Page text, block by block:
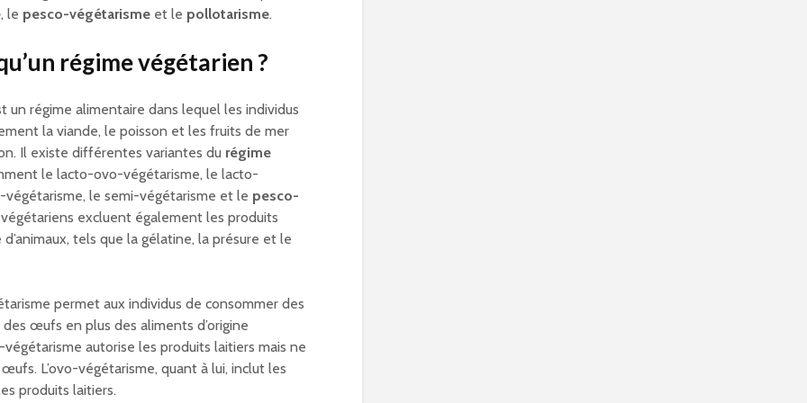
, le pesco-végétarisme et le pollotarisme.
régime végétarien ?
un régime alimentaire dans lequel les individus
la viande, le poisson et les fruits de mer
Il existe différentes variantes du régime
le lacto-ovo-végétarisme, le lacto-
végétarisme, le semi-végétarisme et le pesco-
végétariens excluent également les produits
d’animaux, tels que la gélatine, la présure et le
permet aux individus de consommer des
œufs en plus des aliments d’origine
autorise les produits laitiers mais ne
L’ovo-végétarisme, quant à lui, inclut les
produits laitiers.